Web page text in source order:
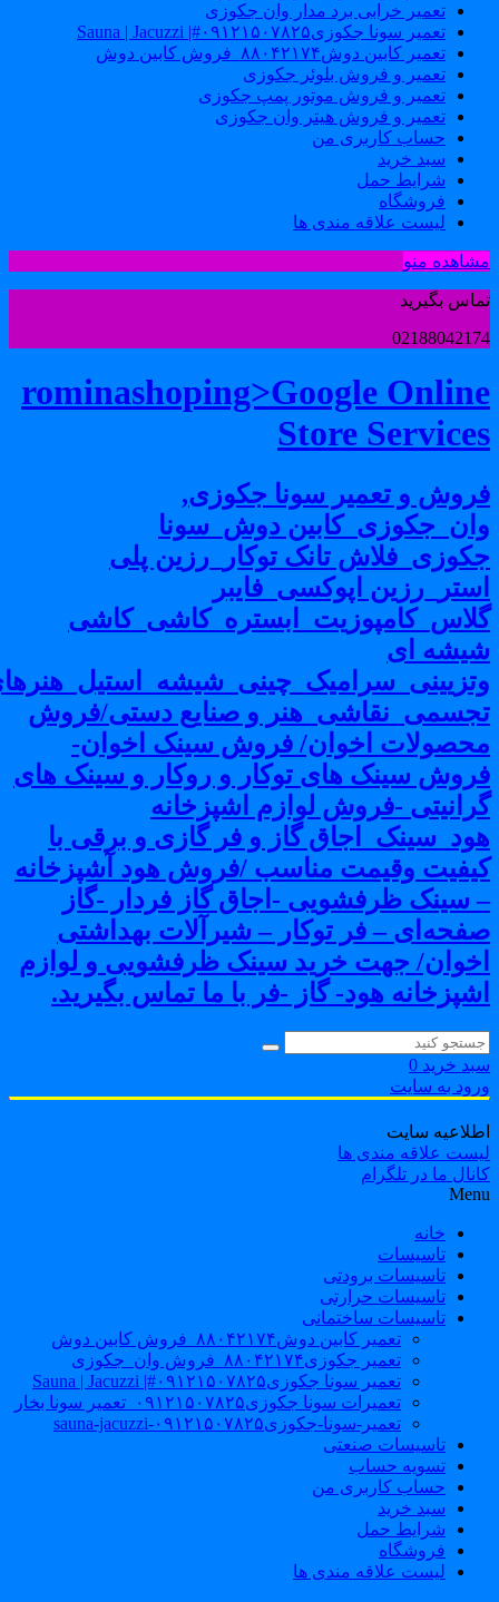
تعمیر خرابی برد مدار وان جکوزی
تعمیر سونا جکوزی۰۹۱۲۱۵۰۷۸۲۵#| Sauna | Jacuzzi
تعمیر کابین دوش۸۸۰۴۲۱۷۴_فروش کابین دوش
تعمیر و فروش بلوئر جکوزی
تعمیر و فروش موتور پمپ جکوزی
تعمیر و فروش هیتر وان جکوزی
حساب کاربری من
سبد خرید
شرایط حمل
فروشگاه
لیست علاقه مندی ها
منو
بگیرید
rominashoping>Google
Store
و تعمیر سونا جکوزی,
دوش_سونا
تانک توکار_رزین پلی
اپوکسی_فایبر
ای
و صنایع دستی/فروش
اخوان/ فروش سینک اخوان-
سینک های توکار و روکار و سینک های
-فروش لوازم اشپزخانه
گاز و فر گازی و برقی با
وقیمت مناسب /فروش هود آشپزخانه
سینک ظرفشویی -اجاق گاز فردار -گاز
– فر توکار – شیرآلات بهداشتی
جهت خرید سینک ظرفشویی و لوازم
هود- گاز -فر با ما تماس بگیرید.
خرید 0
به سایت
سایت
علاقه مندی ها
ما در تلگرام
خانه
تاسیسات
تاسیسات برودتی
تاسیسات حرارتی
تاسیسات ساختمانی
تعمیر کابین دوش۸۸۰۴۲۱۷۴_فروش کابین دوش
تعمیر جکوزی۸۸۰۴۲۱۷۴_فروش وان_جکوزی
تعمیر سونا جکوزی۰۹۱۲۱۵۰۷۸۲۵#| Sauna | Jacuzzi
تعمیرات سونا جکوزی۰۹۱۲۱۵۰۷۸۲۵_تعمیر سونا بخار
تعمیر-سونا-جکوزی۰۹۱۲۱۵۰۷۸۲۵-sauna-jacuzzi
تاسیسات صنعتی
تسویه حساب
حساب کاربری من
سبد خرید
شرایط حمل
فروشگاه
لیست علاقه مندی ها